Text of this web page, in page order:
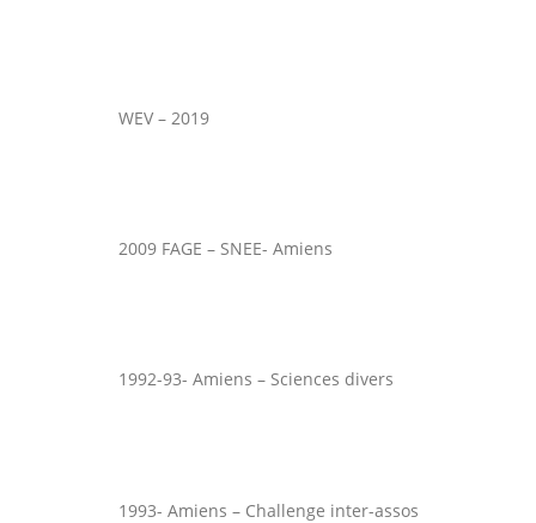
WEV – 2019
2009 FAGE – SNEE- Amiens
1992-93- Amiens – Sciences divers
1993- Amiens – Challenge inter-assos